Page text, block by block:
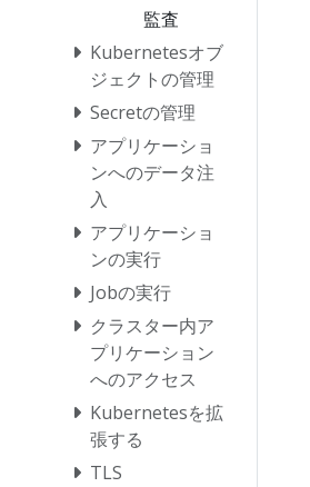
監査
Kubernetesオブ
ジェクトの管理
Secretの管理
アプリケーショ
ンへのデータ注
入
アプリケーショ
ンの実行
Jobの実行
クラスター内ア
プリケーション
へのアクセス
Kubernetesを拡
張する
TLS